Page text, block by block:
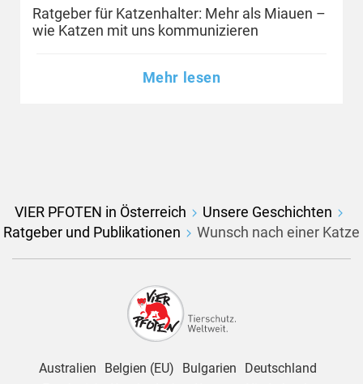
Ratgeber für Katzenhalter: Mehr als Miauen –
wie Katzen mit uns kommunizieren
Mehr lesen
VIER PFOTEN in Österreich
Unsere Geschichten
Ratgeber und Publikationen
Wunsch nach einer Katze
Australien Belgien (EU) Bulgarien
Deutschland